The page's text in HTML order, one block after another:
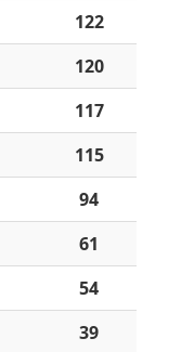
122
120
117
115
94
61
54
39